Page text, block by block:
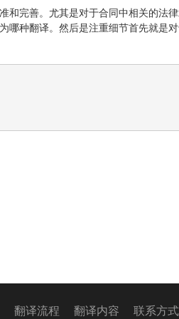
和完善。尤其是对于合同中相关的法
哪种翻译。然后是注重细节首先就是
翻译流程 翻译内容 联系方式